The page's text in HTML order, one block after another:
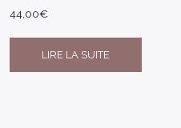
44,00€
LIRE LA SUITE